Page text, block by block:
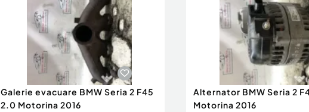
Galerie evacuare BMW Seria 2 F45
2.0 Motorina 2016
Alternator BMW Seria 2
Motorina 2016